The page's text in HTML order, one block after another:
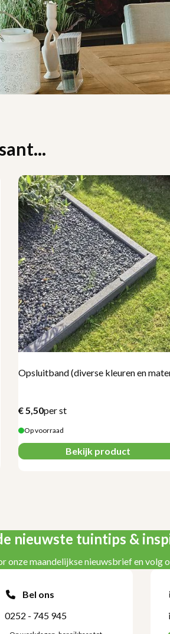
Opsluitband (diverse kleuren en
€5,50per st
Op voorraad
Bekijk product
nieuwste tuintips &
onze maandelijkse nieuwsbrief en volg
Bel ons
0252 - 745 945